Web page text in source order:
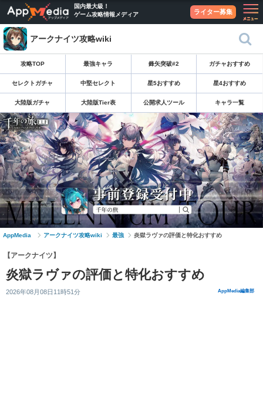
国内最大級！
ゲーム攻略情報メディア
ライター募集
アークナイツ攻略wiki
攻略TOP 最強キャラ 鋒矢突破#2 ガチャおすすめ
セレクトガチャ 中堅セレクト 星5おすすめ 星4おすすめ
大陸版ガチャ 大陸版Tier表 公開求人ツール キャラ一覧
AppMedia アークナイツ攻略wiki 最強 炎獄ラヴァの評価と特化おすすめ
【アークナイツ】
炎獄ラヴァの評価と特化おすすめ
2026年08月08日11時51分 AppMedia編集部